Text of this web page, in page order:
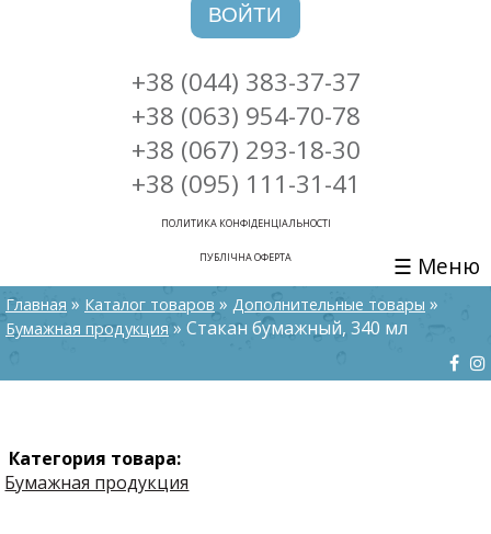
ВОЙТИ
+38 (044) 383-37-37
+38 (063) 954-70-78
+38 (067) 293-18-30
+38 (095) 111-31-41
ПОЛИТИКА КОНФІДЕНЦІАЛЬНОСТІ
ПУБЛІЧНА ОФЕРТА ☰ Меню
ВЫ ЗДЕСЬ
Главная » Каталог товаров » Дополнительные товары »
Бумажная продукция » Стакан бумажный, 340 мл
Категория товара:
Бумажная продукция